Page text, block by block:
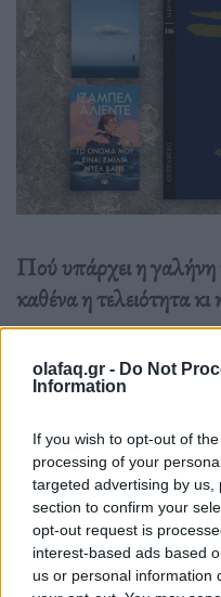
olafaq.gr - Do Not
Information
If you wish to opt-out of
processing of your
targeted advertising by
section to confirm your
opt-out request is
interest-based ads based
us or personal information
Πού υπάρχει η γαλήνη
καθένα η τελειότητα
Δημοσιεύθηκε σεΒιβλίο |
Τα βιβλία της εβδομάδας,